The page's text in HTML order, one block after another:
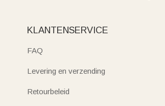
KLANTENSERVICE
FAQ
Levering en verzending
Retourbeleid